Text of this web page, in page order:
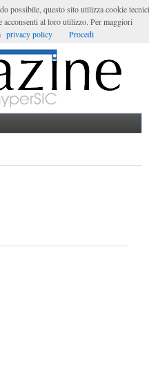
possibile, questo sito utilizza cookie tecnici
acconsenti al loro utilizzo. Per maggiori
privacy policy Procedi